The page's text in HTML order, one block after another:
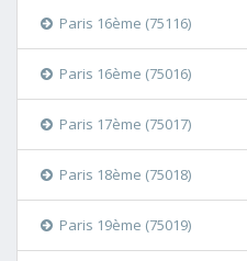
Paris 16ème (75116)
Paris 16ème (75016)
Paris 17ème (75017)
Paris 18ème (75018)
Paris 19ème (75019)